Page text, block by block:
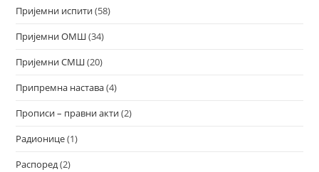
Пријемни испити(58)
Пријемни ОМШ(34)
Пријемни СМШ(20)
Припремна настава(4)
Прописи – правни акти(2)
Радионице(1)
Распоред(2)